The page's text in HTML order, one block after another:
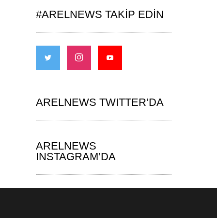
#ARELNEWS TAKIP EDIN
ARELNEWS TWITTER’DA
ARELNEWS
INSTAGRAM’DA